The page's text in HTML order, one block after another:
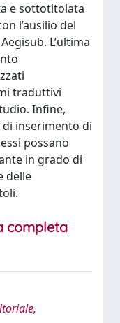
e sottotitolata
l’ausilio del
L’ultima
traduttivi
Infine,
inserimento di
possano
in grado di
delle
completa